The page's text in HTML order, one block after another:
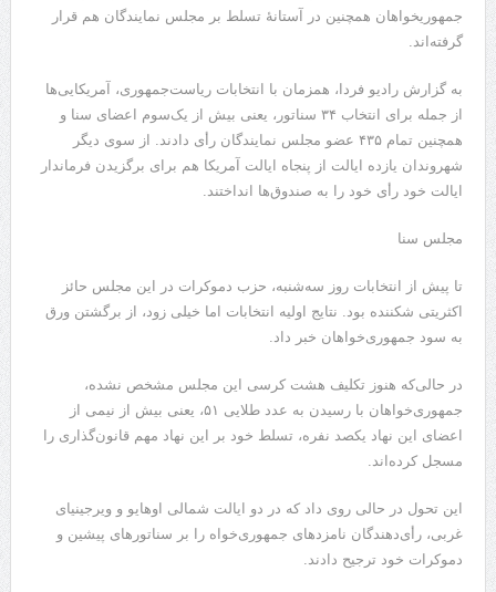
جمهوریخواهان همچنین در آستانهٔ تسلط بر مجلس نمایندگان هم قرار
گرفته‌اند.
به گزارش رادیو فردا، همزمان با انتخابات ریاست‌جمهوری،‌ آمریکایی‌ها
از جمله برای انتخاب ۳۴ سناتور، یعنی بیش از یک‌سوم اعضای سنا و
همچنین تمام ۴۳۵ عضو مجلس نمایندگان رأی دادند. از سوی دیگر
شهروندان یازده ایالت از پنجاه ایالت آمریکا هم برای برگزیدن فرماندار
ایالت خود رأی خود را به صندوق‌ها انداختند.
مجلس سنا
تا پیش از انتخابات روز سه‌شنبه، حزب دموکرات در این مجلس حائز
اکثریتی شکننده بود. نتایج اولیه انتخابات اما خیلی زود، از برگشتن ورق
به سود جمهوری‌خواهان خبر داد.
در حالی‌که هنوز تکلیف هشت کرسی این مجلس مشخص نشده،
جمهوری‌خواهان با رسیدن به عدد طلایی ۵۱، یعنی بیش از نیمی از
اعضای این نهاد یکصد نفره، تسلط خود بر این نهاد مهم قانون‌گذاری را
مسجل کرده‌اند.
این تحول در حالی روی داد که در دو ایالت شمالی اوهایو و ویرجینیای
غربی، رأی‌دهندگان نامزدهای جمهوری‌خواه را بر سناتورهای پیشین و
دموکرات خود ترجیح دادند.